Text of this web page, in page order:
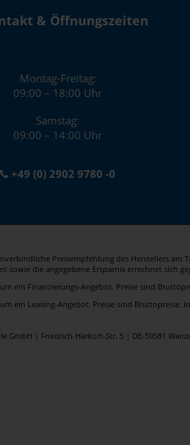
& Öffnungszeiten
Montag-Freitag:
09:00 – 18:00 Uhr
Samstag:
09:00 – 14:00 Uhr
+49 (0) 2902 9780 -0
Preisempfehlung des Herstellers am
sowie die angegebene Ersparnis errechnet sich
ein Finanzierungs-Angebot. Preise sind
ein Leasing-Angebot. Preise sind Bruttopreise.
GmbH | Friedrich-Harkort-Str. 5 | DE-59581